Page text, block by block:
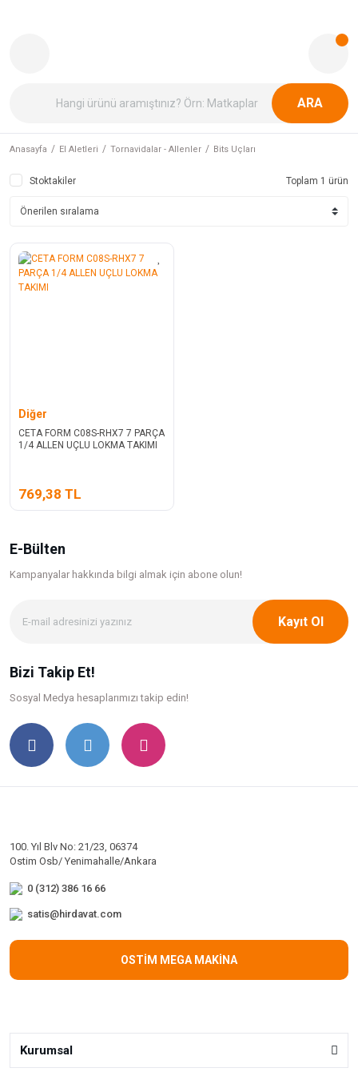
ARA
Anasayfa El Aletleri Tornavidalar - Allenler Bits Uçları
Stoktakiler Toplam 1 ürün
Diğer
CETA FORM C08S-RHX7 7 PARÇA
1/4 ALLEN UÇLU LOKMA TAKIMI
769,38 TL
E-Bülten
Kampanyalar hakkında bilgi almak için abone olun!
Kayıt Ol
Bizi Takip Et!
Sosyal Medya hesaplarımızı takip edin!
100. Yıl Blv No: 21/23, 06374
Ostim Osb/ Yenimahalle/Ankara
0 (312) 386 16 66
satis@hirdavat.com
OSTİM MEGA MAKİNA
Kurumsal